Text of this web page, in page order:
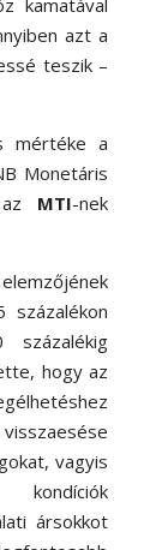
azt a
teszik –
mértéke a
Monetáris
MTI-nek
százalékon
hogy az
vagyis
ársokkot